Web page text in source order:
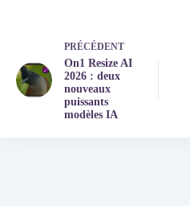
PRÉCÉDENT
On1 Resize AI
2026 : deux
nouveaux
puissants
modèles IA